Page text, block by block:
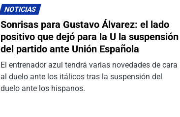
NOTICIAS
Sonrisas para Gustavo Álvarez: el lado
positivo que dejó para la U la suspensión
del partido ante Unión Española
El entrenador azul tendrá varias novedades de cara
al duelo ante los itálicos tras la suspensión del
duelo ante los hispanos.